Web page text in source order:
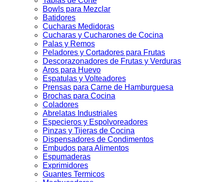
Bowls para Mezclar
Batidores
Cucharas Medidoras
Cucharas y Cucharones de Cocina
Palas y Remos
Peladores y Cortadores para Frutas
Descorazonadores de Frutas y Verduras
Aros para Huevo
Espatulas y Volteadores
Prensas para Carne de Hamburguesa
Brochas para Cocina
Coladores
Abrelatas Industriales
Especieros y Espolvoreadores
Pinzas y Tijeras de Cocina
Dispensadores de Condimentos
Embudos para Alimentos
Espumaderas
Exprimidores
Guantes Termicos